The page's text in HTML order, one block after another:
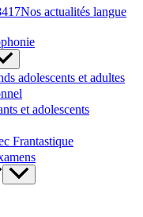
Nos actualités langue
adolescents et adultes
et adolescents
Frantastique